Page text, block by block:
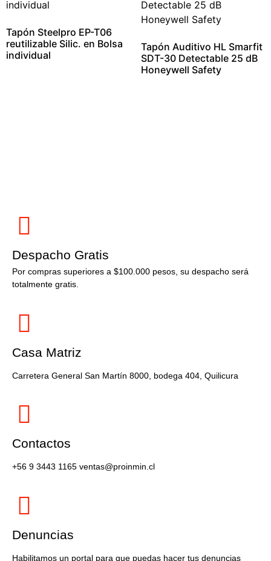
Tapón Steelpro EP-T06
reutilizable Silic. en Bolsa
individual
Tapón Auditivo HL Smarfit
SDT-30 Detectable 25 dB
Honeywell Safety
Despacho Gratis
Por compras superiores a $100.000 pesos, su despacho será
totalmente gratis.
Casa Matriz
Carretera General San Martín 8000, bodega 404, Quilicura
Contactos
+56 9 3443 1165 ventas@proinmin.cl
Denuncias
Habilitamos un portal para que puedas hacer tus denuncias